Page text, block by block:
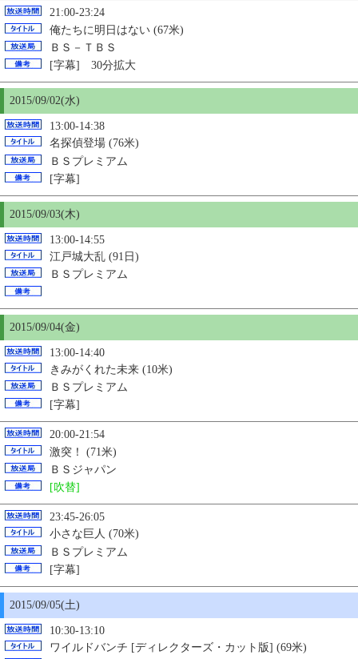
21:00-23:24
俺たちに明日はない (67米)
ＢＳ－ＴＢＳ
[字幕] 30分拡大
2015/09/02(水)
13:00-14:38
名探偵登場 (76米)
ＢＳプレミアム
[字幕]
2015/09/03(木)
13:00-14:55
江戸城大乱 (91日)
ＢＳプレミアム
2015/09/04(金)
13:00-14:40
きみがくれた未来 (10米)
ＢＳプレミアム
[字幕]
20:00-21:54
激突！ (71米)
ＢＳジャパン
[吹替]
23:45-26:05
小さな巨人 (70米)
ＢＳプレミアム
[字幕]
2015/09/05(土)
10:30-13:10
ワイルドバンチ [ディレクターズ・カット版] (69米)